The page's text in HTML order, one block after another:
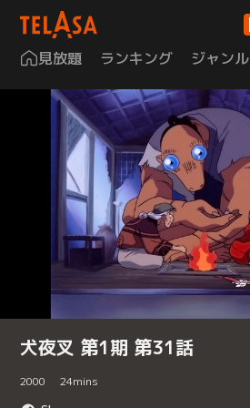
見放題 ランキング ジャンル
犬夜叉 第1期 第31話
2000 24mins